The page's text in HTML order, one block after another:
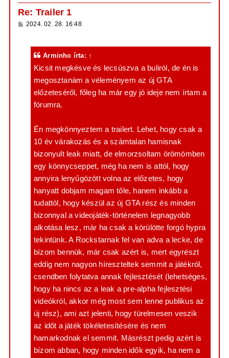
Re: Trailer 1
H
2024. 02. 28. 16:48
Arminho írta: ↑
Kicsit megkésve és lecsúszva a buliról, de én is
megosztanám a véleményem az új GTA
előzeteséről, főleg ha már egy jó ideje nem írtam a
fórumra.
Én megkönnyeztem a trailert. Lehet, hogy csak a
10 év várakozás és a számtalan hamisnak
bizonyult leak miatt, de elmorzsoltam örömömben
egy könnycseppet, még ha nem is attól, hogy
annyira lenyűgözött volna az előzetes, hogy
hanyatt dobjam magam tőle, hanem inkább a
tudattól, hogy készül az új GTA rész és minden
bizonnyal a videojáték-történelem legnagyobb
alkotása lesz, már ha csak a körülötte forgó hypra
tekintünk. A Rockstarnak fel van adva a lecke, de
bízom bennük, már csak azért is, mert egyrészt
eddig nem nagyon híreszteltek semmit a játékról,
csendben folytatva annak fejlesztését (lehetséges,
hogy ha nincs az a leak a pre-alpha fejlesztési
videókról, akkor még most sem lenne publikus az
új rész), ami azt jelenti, hogy türelmesen veszik
az időt a játék tökéletesítésére és nem
hamarkodnak el semmit. Másrészt pedig azért is
bízom abban, hogy minden idők egyik, ha nem a